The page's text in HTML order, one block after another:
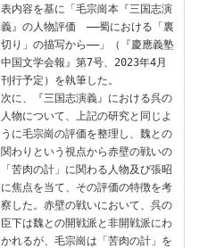
表内容を基に「毛宗崗本『三国志演
義』の人物評価　——蜀における「裏
切り」の描写から——」（『慶應義塾
中国文学会報』第7号、2023年4月
刊行予定）を執筆した。
次に、『三国志演義』における呉の
人物について、上記の研究と同じよ
うに毛宗崗の評価を整理し、魏との
関わりという視点から赤壁の戦いの
「苦肉の計」に関わる人物及び張昭
に焦点を当て、その評価の特徴を考
察した。赤壁の戦いにおいて、呉の
臣下は魏との開戦派と非開戦派にわ
かれるが、毛宗崗は「苦肉の計」を